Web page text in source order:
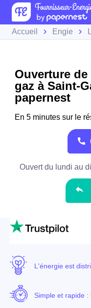
Accueil Engie